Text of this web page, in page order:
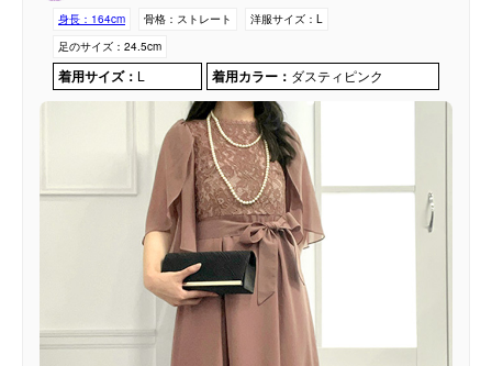
身長： 164cm 骨格： ストレート 洋服サイズ： L
足のサイズ： 24.5cm
着用サイズ： L 着用カラー： ダスティピンク